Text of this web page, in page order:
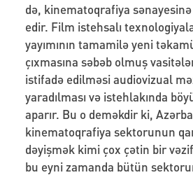
də, kinematoqrafiya
edir. Film istehsalı
yayımının tamamilə yeni
çıxmasına səbəb olmuş
istifadə edilməsi audiovizual
yaradılması və istehlakında
aparır. Bu o deməkdir ki,
kinematoqrafiya sektorunun
dəyişmək kimi çox çətin bir
bu eyni zamanda bütün